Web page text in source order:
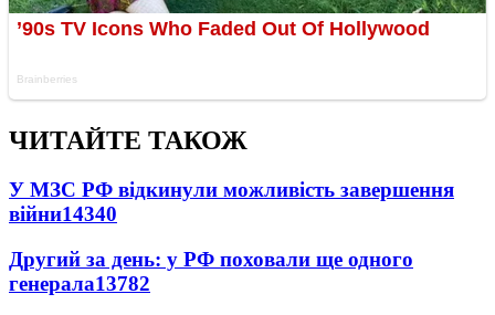
ЧИТАЙТЕ ТАКОЖ
У МЗС РФ відкинули можливість завершення
війни14340
Другий за день: у РФ поховали ще одного
генерала13782